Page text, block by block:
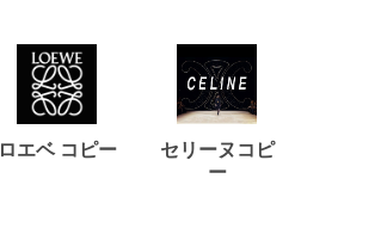
ロエベ コピー
セリーヌコピ
ー